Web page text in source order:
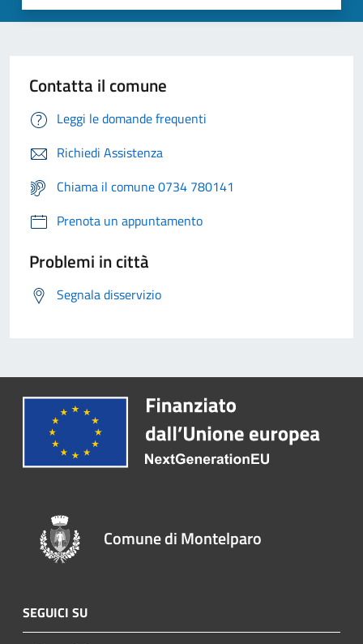
Contatta il comune
Leggi le domande frequenti
Richiedi Assistenza
Chiama il comune 0734 780141
Prenota un appuntamento
Problemi in città
Segnala disservizio
Comune di Montelparo
SEGUICI SU